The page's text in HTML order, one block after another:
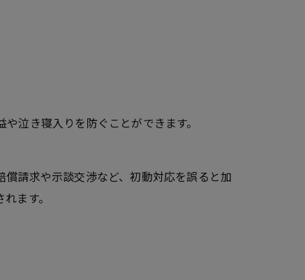
泣き寝入りを防ぐことができます。
請求や示談交渉など、初動対応を誤ると加
ます。